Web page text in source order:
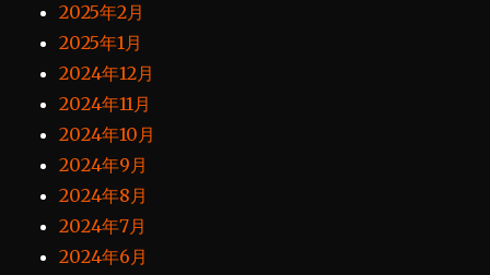
2025年2月
2025年1月
2024年12月
2024年11月
2024年10月
2024年9月
2024年8月
2024年7月
2024年6月